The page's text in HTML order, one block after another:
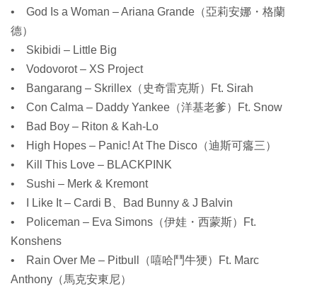
• God Is a Woman – Ariana Grande（亞莉安娜・格蘭
德）
• Skibidi – Little Big
• Vodovorot – XS Project
• Bangarang – Skrillex（史奇雷克斯）Ft. Sirah
• Con Calma – Daddy Yankee（洋基老爹）Ft. Snow
• Bad Boy – Riton & Kah-Lo
• High Hopes – Panic! At The Disco（迪斯可癟三）
• Kill This Love – BLACKPINK
• Sushi – Merk & Kremont
• I Like It – Cardi B、Bad Bunny & J Balvin
• Policeman – Eva Simons（伊娃・西蒙斯）Ft.
Konshens
• Rain Over Me – Pitbull（嘻哈鬥牛㹴）Ft. Marc
Anthony（馬克安東尼）